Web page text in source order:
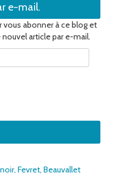
e-mail.
abonner à ce blog et
article par e-mail.
Fevret, Beauvallet